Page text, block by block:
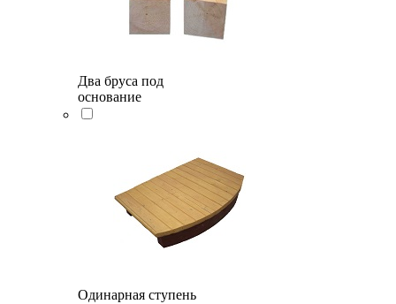
Два бруса под
основание
Одинарная ступень